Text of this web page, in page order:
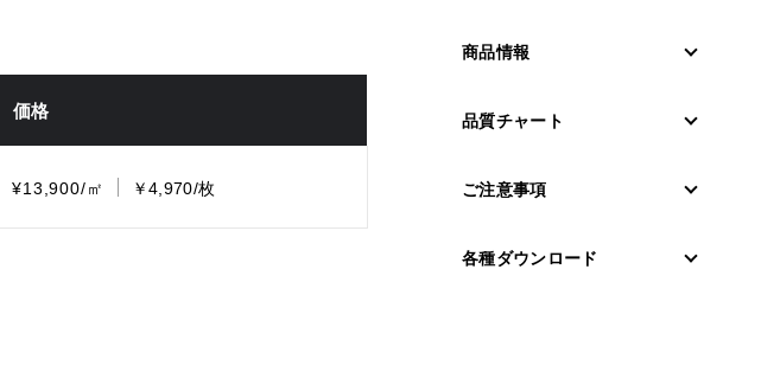
商品情報
品質チャート
ご注意事項
各種ダウンロード
価格
¥13,900/㎡ ￥4,970/枚